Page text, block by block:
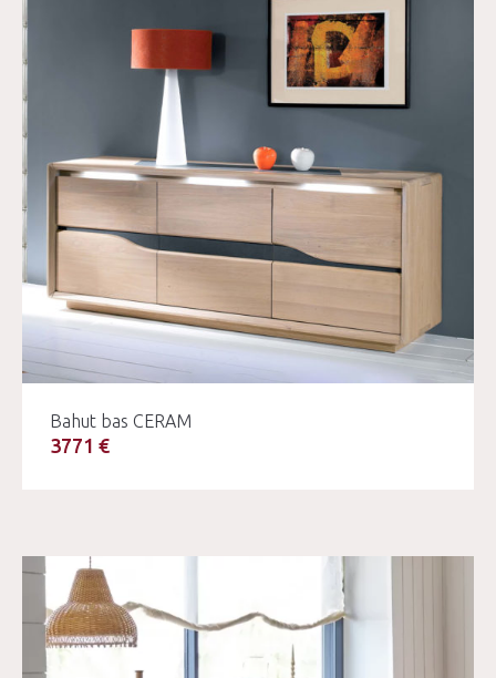
Bahut bas CERAM
3771 €